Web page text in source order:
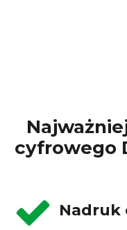
cyfrowego
Nadruk